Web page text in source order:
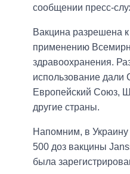
сообщении пресс-
Вакцина разрешена
применению
здравоохранения.
использование
Европейский Союз,
другие страны.
Напомним, в Украину
500 доз вакцины
была